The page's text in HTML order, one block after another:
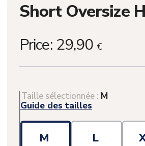
Short Oversize
Price: 29,90 €
Taille sélectionnée : M
Guide des tailles
M L